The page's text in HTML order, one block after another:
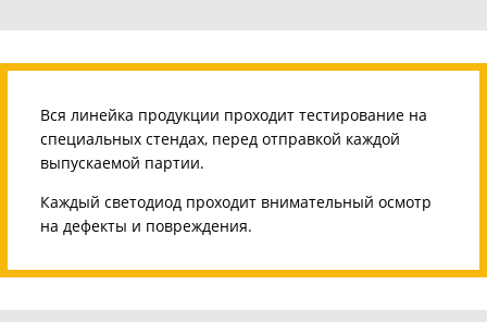
Вся линейка продукции проходит тестирование на
специальных стендах, перед отправкой каждой
выпускаемой партии.
Каждый светодиод проходит внимательный осмотр
на дефекты и повреждения.